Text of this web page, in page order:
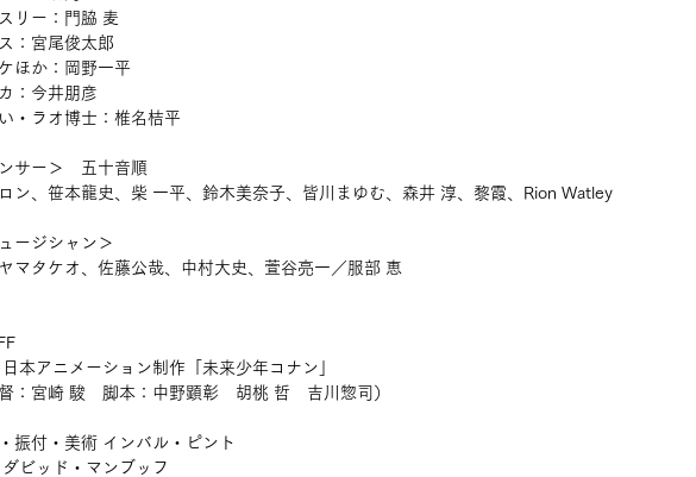
リー：門脇 麦
：宮尾俊太郎
ほか：岡野一平
：今井朋彦
・ラオ博士：椎名桔平
サー＞　五十音順
ン、笹本龍史、柴 一平、鈴木美奈子、皆川まゆむ、森井 淳、黎霞、Rion Watley
ージシャン＞
ヤマタケオ、佐藤公哉、中村大史、萱谷亮一／服部 恵
本アニメーション制作「未来少年コナン」
督：宮崎 駿　脚本：中野顕彰　胡桃 哲　吉川惣司）
振付・美術 インバル・ピント
ビッド・マンブッフ